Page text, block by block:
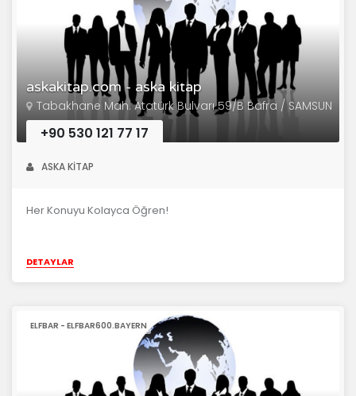
askakitap.com - aska kitap
Tabakhane Mah. Atatürk Bulvarı 59/B Bafra / SAMSUN
+90 530 121 77 17
ASKA KİTAP
Her Konuyu Kolayca Öğren!
DETAYLAR
ELFBAR - ELFBAR600.BAYERN